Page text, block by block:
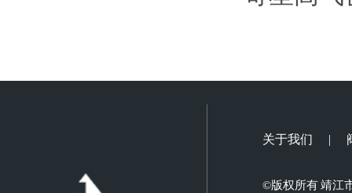
关于我们 |
©版权所有 靖江